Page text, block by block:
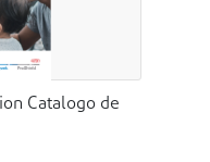
Catalogo de